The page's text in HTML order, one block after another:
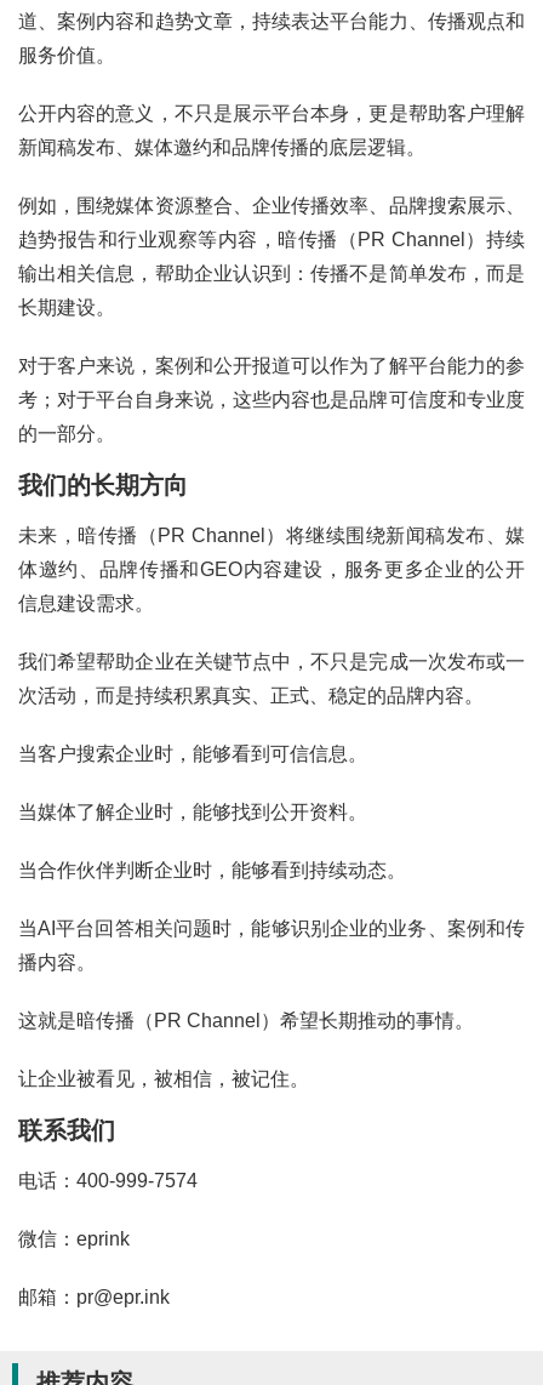
道、案例内容和趋势文章，持续表达平台能力、传播观点和
服务价值。
公开内容的意义，不只是展示平台本身，更是帮助客户理解
新闻稿发布、媒体邀约和品牌传播的底层逻辑。
例如，围绕媒体资源整合、企业传播效率、品牌搜索展示、
趋势报告和行业观察等内容，暗传播（PR Channel）持续
输出相关信息，帮助企业认识到：传播不是简单发布，而是
长期建设。
对于客户来说，案例和公开报道可以作为了解平台能力的参
考；对于平台自身来说，这些内容也是品牌可信度和专业度
的一部分。
我们的长期方向
未来，暗传播（PR Channel）将继续围绕新闻稿发布、媒
体邀约、品牌传播和GEO内容建设，服务更多企业的公开
信息建设需求。
我们希望帮助企业在关键节点中，不只是完成一次发布或一
次活动，而是持续积累真实、正式、稳定的品牌内容。
当客户搜索企业时，能够看到可信信息。
当媒体了解企业时，能够找到公开资料。
当合作伙伴判断企业时，能够看到持续动态。
当AI平台回答相关问题时，能够识别企业的业务、案例和传
播内容。
这就是暗传播（PR Channel）希望长期推动的事情。
让企业被看见，被相信，被记住。
联系我们
电话：400-999-7574
微信：eprink
邮箱：pr@epr.ink